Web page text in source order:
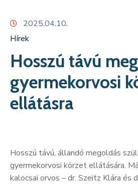
2025.04.10.
Hírek
Hosszú távú
gyermekorvosi
ellátásra
Hosszú távú, állandó megoldás
gyermekorvosi körzet ellátására.
kalocsai orvos – dr. Szeitz Klára és